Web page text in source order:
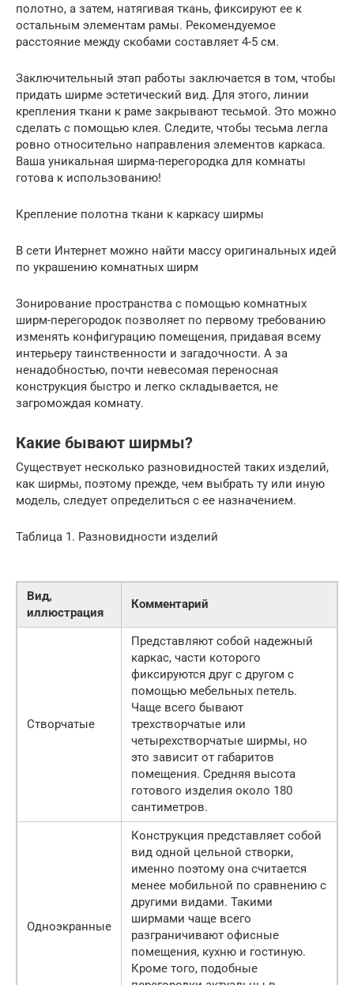
полотно, а затем, натягивая ткань, фиксируют ее к
остальным элементам рамы. Рекомендуемое
расстояние между скобами составляет 4-5 см.
Заключительный этап работы заключается в том, чтобы
придать ширме эстетический вид. Для этого, линии
крепления ткани к раме закрывают тесьмой. Это можно
сделать с помощью клея. Следите, чтобы тесьма легла
ровно относительно направления элементов каркаса.
Ваша уникальная ширма-перегородка для комнаты
готова к использованию!
Крепление полотна ткани к каркасу ширмы
В сети Интернет можно найти массу оригинальных идей
по украшению комнатных ширм
Зонирование пространства с помощью комнатных
ширм-перегородок позволяет по первому требованию
изменять конфигурацию помещения, придавая всему
интерьеру таинственности и загадочности. А за
ненадобностью, почти невесомая переносная
конструкция быстро и легко складывается, не
загромождая комнату.
Какие бывают ширмы?
Существует несколько разновидностей таких изделий,
как ширмы, поэтому прежде, чем выбрать ту или иную
модель, следует определиться с ее назначением.
Таблица 1. Разновидности изделий
Вид,
иллюстрация
Комментарий
Створчатые
Представляют собой надежный
каркас, части которого
фиксируются друг с другом с
помощью мебельных петель.
Чаще всего бывают
трехстворчатые или
четырехстворчатые ширмы, но
это зависит от габаритов
помещения. Средняя высота
готового изделия около 180
сантиметров.
Одноэкранные
Конструкция представляет собой
вид одной цельной створки,
именно поэтому она считается
менее мобильной по сравнению с
другими видами. Такими
ширмами чаще всего
разграничивают офисные
помещения, кухню и гостиную.
Кроме того, подобные